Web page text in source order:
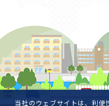
当社のウェブサイトは、利